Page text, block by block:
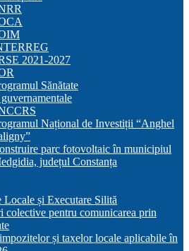
2021-2027
Sănătate
Național de Investiții “Anghel
parc fotovoltaic în municipiul
județul Constanța
Locale și Executare Silită
colective pentru comunicarea prin
și taxelor locale aplicabile în